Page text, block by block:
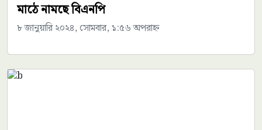
মাঠে নামছে বিএনপি
৮ জানুয়ারি ২০২৪, সোমবার, ১:৫৬ অপরাহ্ন